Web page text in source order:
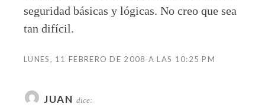
seguridad básicas y lógicas. No creo que sea
tan difícil.
LUNES, 11 FEBRERO DE 2008 A LAS 10:25 PM
JUAN dice: